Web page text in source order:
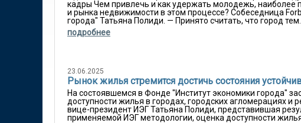
кадры Чем привлечь и как удержать молодежь, наиболее
и рынка недвижимости в этом процессе? Собеседница
города" Татьяна Полиди. — Принято считать, что город тем...
подробнее
23.06.2025
Рынок жилья стремится достичь состояния
На состоявшемся в Фонде "Институт экономики города"
доступности жилья в городах, городских агломерациях
вице-президент ИЭГ Татьяна Полиди, представившая
применяемой ИЭГ методологии, оценка доступности жилья